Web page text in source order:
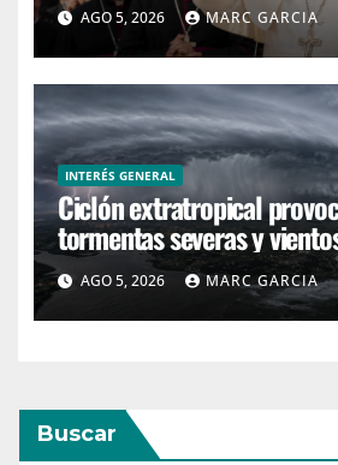
AGO 5, 2026 MARC GARCIA
INTERÉS GENERAL
Ciclón extratropical
tormentas severas y
km/h en Uruguay
AGO 5, 2026 MARC GARCIA
Buscar